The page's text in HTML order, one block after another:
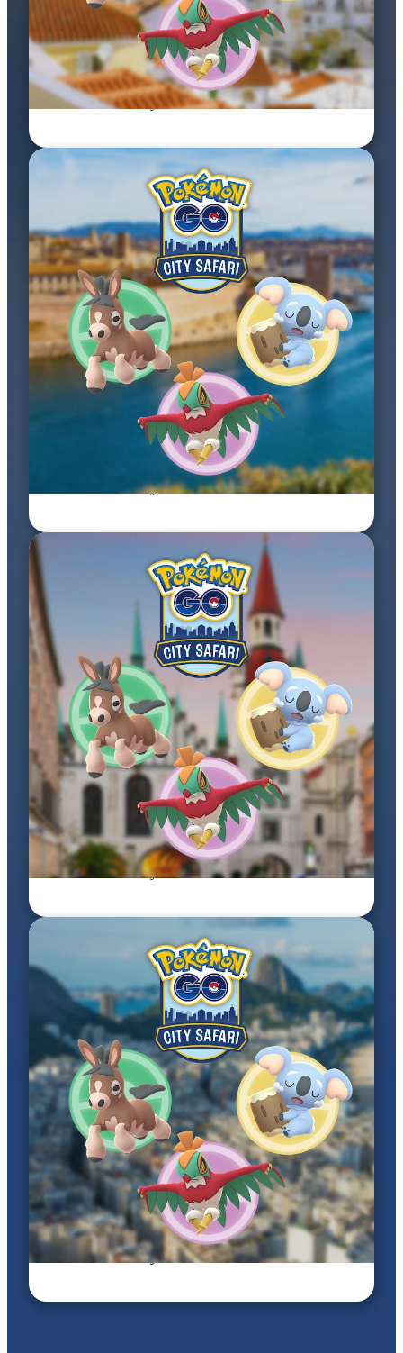
26–27 wrz 2026
Pokémon GO City Safari: Lisbon
Pokémon GO City Safari: Marseille
26–27 wrz 2026
Pokémon GO City Safari: Munich
26–27 wrz 2026
Pokémon GO City Safari: Rio de Janeiro